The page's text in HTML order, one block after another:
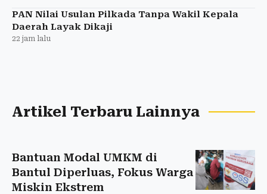
PAN Nilai Usulan Pilkada Tanpa Wakil Kepala
Daerah Layak Dikaji
22 jam lalu
Artikel Terbaru Lainnya
Bantuan Modal UMKM di
Bantul Diperluas, Fokus Warga
Miskin Ekstrem